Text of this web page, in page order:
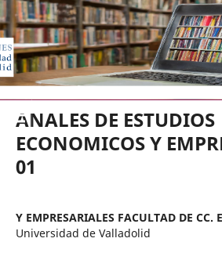
EDICIONES
ANALES DE ESTUDIOS
ECONOMICOS Y
01
Y EMPRESARIALES FACULTAD DE CC.
Universidad de Valladolid